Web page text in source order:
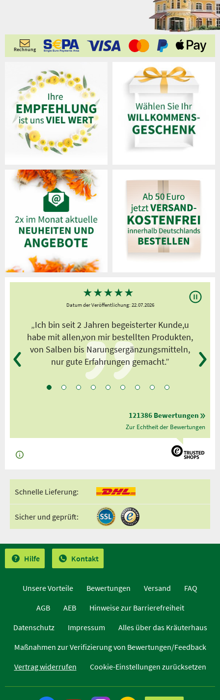
Rechnung
★★★★★
Datum der Veröffentlichung: 22.07.2026
„Ich bin seit 2 Jahren begeisterter Kunde,u
habe mit allen,von mir bestellten Produkten,
von Salben bis Narungsergänzungsmitteln,
nur gute Erfahrungen gemacht.”
121386 Bewertungen
Zur Echtheit der Bewertungen
Schnelle Lieferung:
Sicher und geprüft:
Hilfe Kontakt
Unsere Vorteile Bewertungen Versand
FAQ
AGB
AEB
Hinweise zur Barrierefreiheit
Datenschutz
Impressum
Alles über das Kräuterhaus
Maßnahmen zur Verifizierung von Bewertungen/Feedback
Vertrag widerrufen
Cookie-Einstellungen zurücksetzen